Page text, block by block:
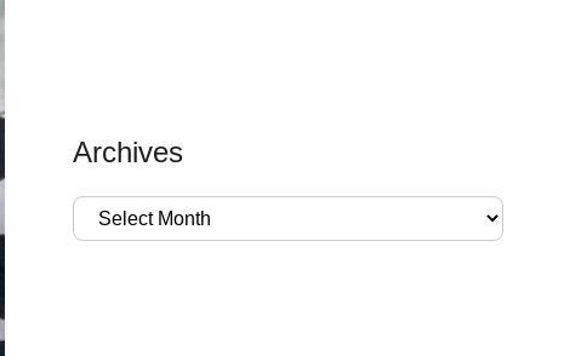
Archives
A
r